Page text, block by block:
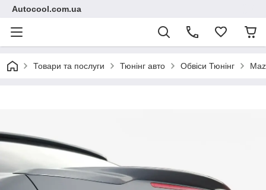
Autocool.com.ua
Товари та послуги Тюнінг авто Обвіси Тюнінг